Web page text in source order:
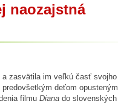
naozajstná
a zasvätila im veľkú časť svojho
deťom opusteným
filmu Diana do slovenských